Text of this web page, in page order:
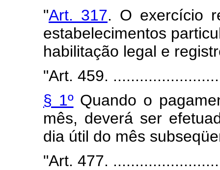
"Art. 317. O exercício
estabelecimentos
habilitação legal e
"Art. 459.
§ 1ºQuando o
mês, deverá ser
dia útil do mês
"Art. 477.